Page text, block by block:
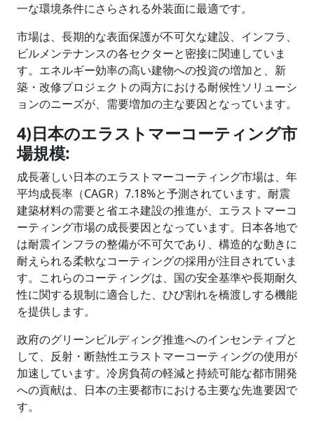
一な環境条件にさらされる外装面に最適です。
市場は、長期的な表面保護が不可欠な建設、インフラ、
ビルメンテナンスの各セクターと密接に関連していま
す。エネルギー効率の高い建物への投資の増加と、新
築・改修プロジェクトの両方における耐候性ソリューシ
ョンのニーズが、需要増加の主な要因となっています。
4)日本のエラストマーコーティング市
場規模:
成長著しい日本のエラストマーコーティング市場は、年
平均成長率（CAGR）7.18%と予測されています。耐震
建築材料の需要と省エネ建設の推進が、エラストマーコ
ーティング市場の成長要因となっています。日本各地で
は耐震インフラの整備が不可欠であり、構造的な動きに
耐えられる柔軟なコーティングの採用が注目されていま
す。これらのコーティングは、国の安全基準や長期耐久
性に関する規制に適合した、ひび割れを橋渡しする機能
を提供します。
政府のグリーンビルディング推進へのインセンティブと
して、反射・断熱性エラストマーコーティングの使用が
加速しています。冷房負荷の軽減と持続可能な都市開発
への貢献は、日本の主要都市における主要な先進要因で
す。